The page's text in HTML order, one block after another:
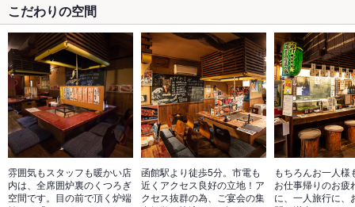
こだわりの空間
雰囲気もスタッフも暖かい店
内は、全席囲炉裏のくつろぎ
空間です。目の前で頂く炉端
函館駅より徒歩5分。市電も
近くアクセス良好の立地！ア
クセス抜群の為、ご宴会の集
もちろんお一人様
お仕事帰りのお疲
に、一人旅行に、